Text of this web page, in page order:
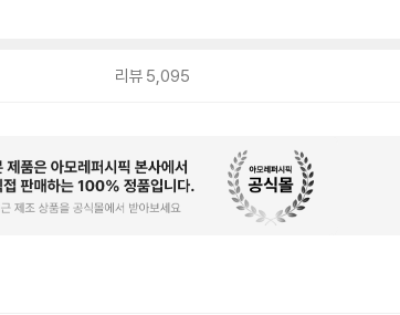
리뷰 5,095